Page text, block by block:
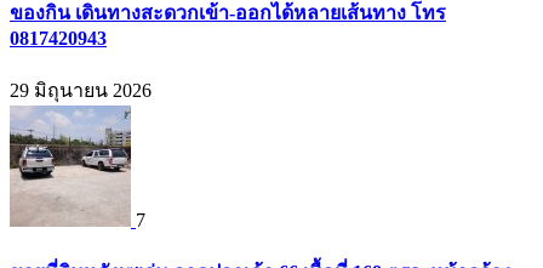
ของกิน เดินทางสะดวกเข้า-ออกได้หลายเส้นทาง โทร
0817420943
29 มิถุนายน 2026
7